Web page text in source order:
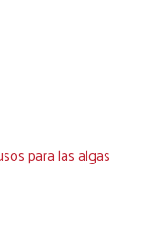
para las algas